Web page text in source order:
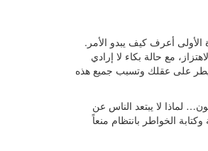
أعرف كيف يبدو الأمر.
مع حالة بكاء لا إرادي
على عقلك وتسبب جميع هذه
لماذا لا يبتعد الناس عن
الخواطر بانتظام منعاً